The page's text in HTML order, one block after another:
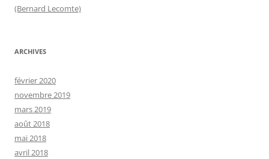
(Bernard Lecomte)
ARCHIVES
février 2020
novembre 2019
mars 2019
août 2018
mai 2018
avril 2018